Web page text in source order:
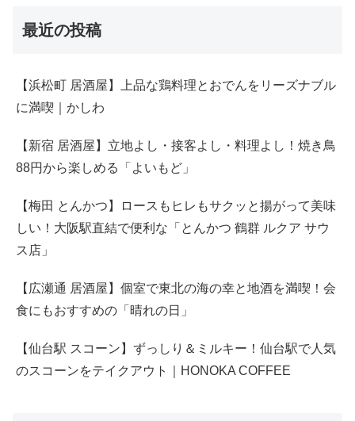
最近の投稿
【浜松町 居酒屋】上品な鶏料理とおでんをリーズナブル
に満喫｜かしわ
【新宿 居酒屋】立地よし・接客よし・料理よし！焼き鳥
88円から楽しめる「よいもど」
【梅田 とんかつ】ロースもヒレもサクッと揚がって美味
しい！大阪駅直結で便利な「とんかつ 鶴群 ルクア サウ
ス店」
【広瀬通 居酒屋】個室で東北の海の幸と地酒を満喫！会
食にもおすすめの「晴れの日」
【仙台駅 スコーン】ずっしり＆ミルキー！仙台駅で人気
のスコーンをテイクアウト｜HONOKA COFFEE